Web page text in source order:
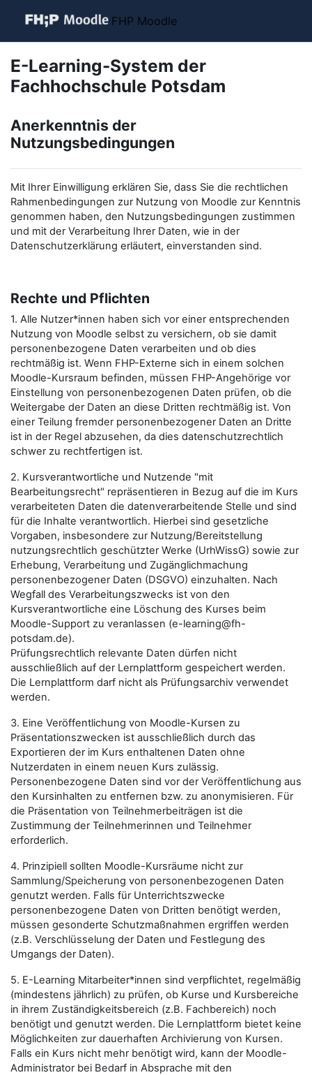
FHP Moodle
E-Learning-System der
Fachhochschule Potsdam
Anerkenntnis der
Nutzungsbedingungen
Mit Ihrer Einwilligung erklären Sie, dass Sie die rechtlichen
Rahmenbedingungen zur Nutzung von Moodle zur Kenntnis
genommen haben, den Nutzungsbedingungen zustimmen
und mit der Verarbeitung Ihrer Daten, wie in der
Datenschutzerklärung erläutert, einverstanden sind.
Rechte und Pflichten
1. Alle Nutzer*innen haben sich vor einer entsprechenden
Nutzung von Moodle selbst zu versichern, ob sie damit
personenbezogene Daten verarbeiten und ob dies
rechtmäßig ist. Wenn FHP-Externe sich in einem solchen
Moodle-Kursraum befinden, müssen FHP-Angehörige vor
Einstellung von personenbezogenen Daten prüfen, ob die
Weitergabe der Daten an diese Dritten rechtmäßig ist. Von
einer Teilung fremder personenbezogener Daten an Dritte
ist in der Regel abzusehen, da dies datenschutzrechtlich
schwer zu rechtfertigen ist.
2. Kursverantwortliche und Nutzende "mit
Bearbeitungsrecht" repräsentieren in Bezug auf die im Kurs
verarbeiteten Daten die datenverarbeitende Stelle und sind
für die Inhalte verantwortlich. Hierbei sind gesetzliche
Vorgaben, insbesondere zur Nutzung/Bereitstellung
nutzungsrechtlich geschützter Werke (UrhWissG) sowie zur
Erhebung, Verarbeitung und Zugänglichmachung
personenbezogener Daten (DSGVO) einzuhalten. Nach
Wegfall des Verarbeitungszwecks ist von den
Kursverantwortliche eine Löschung des Kurses beim
Moodle-Support zu veranlassen (e-learning@fh-
potsdam.de).
Prüfungsrechtlich relevante Daten dürfen nicht
ausschließlich auf der Lernplattform gespeichert werden.
Die Lernplattform darf nicht als Prüfungsarchiv verwendet
werden.
3. Eine Veröffentlichung von Moodle-Kursen zu
Präsentationszwecken ist ausschließlich durch das
Exportieren der im Kurs enthaltenen Daten ohne
Nutzerdaten in einem neuen Kurs zulässig.
Personenbezogene Daten sind vor der Veröffentlichung aus
den Kursinhalten zu entfernen bzw. zu anonymisieren. Für
die Präsentation von Teilnehmerbeiträgen ist die
Zustimmung der Teilnehmerinnen und Teilnehmer
erforderlich.
4. Prinzipiell sollten Moodle-Kursräume nicht zur
Sammlung/Speicherung von personenbezogenen Daten
genutzt werden. Falls für Unterrichtszwecke
personenbezogene Daten von Dritten benötigt werden,
müssen gesonderte Schutzmaßnahmen ergriffen werden
(z.B. Verschlüsselung der Daten und Festlegung des
Umgangs der Daten).
5. E-Learning Mitarbeiter*innen sind verpflichtet, regelmäßig
(mindestens jährlich) zu prüfen, ob Kurse und Kursbereiche
in ihrem Zuständigkeitsbereich (z.B. Fachbereich) noch
benötigt und genutzt werden. Die Lernplattform bietet keine
Möglichkeiten zur dauerhaften Archivierung von Kursen.
Falls ein Kurs nicht mehr benötigt wird, kann der Moodle-
Administrator bei Bedarf in Absprache mit den